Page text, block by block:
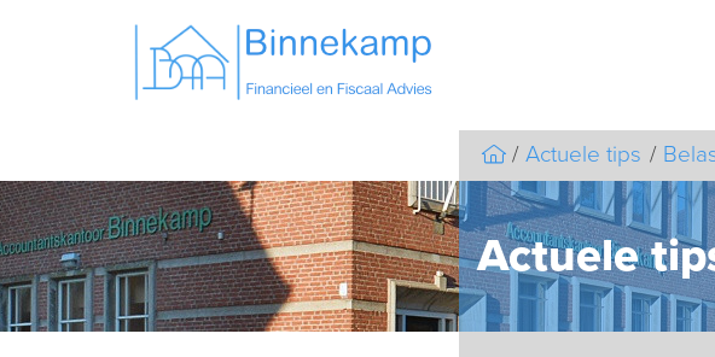
Actuele tips
Actuele